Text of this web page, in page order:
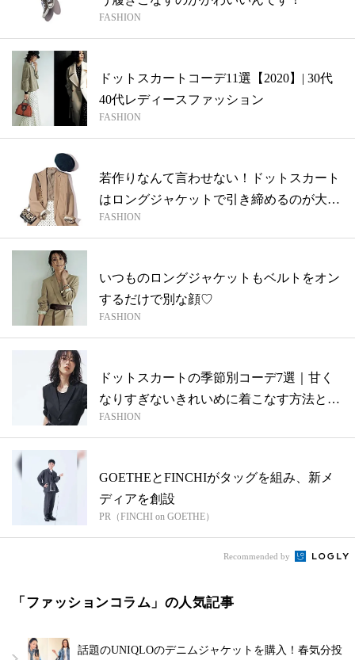
FASHION
ドットスカートコーデ11選【2020】| 30代
40代レディースファッション
FASHION
若作りなんて言わせない！ドットスカート
はロングジャケットで引き締めるのが大人
の着...
FASHION
いつものロングジャケットもベルトをオン
するだけで別な顔♡
FASHION
ドットスカートの季節別コーデ7選｜甘く
なりすぎないきれいめに着こなす方法と
は？
FASHION
GOETHEとFINCHIがタッグを組み、新メ
ディアを創設
PR（FINCHI on GOETHE）
Recommended by
「ファッションコラム」の人気記事
話題のUNIQLOのデニムジャケットを購入！春気分投